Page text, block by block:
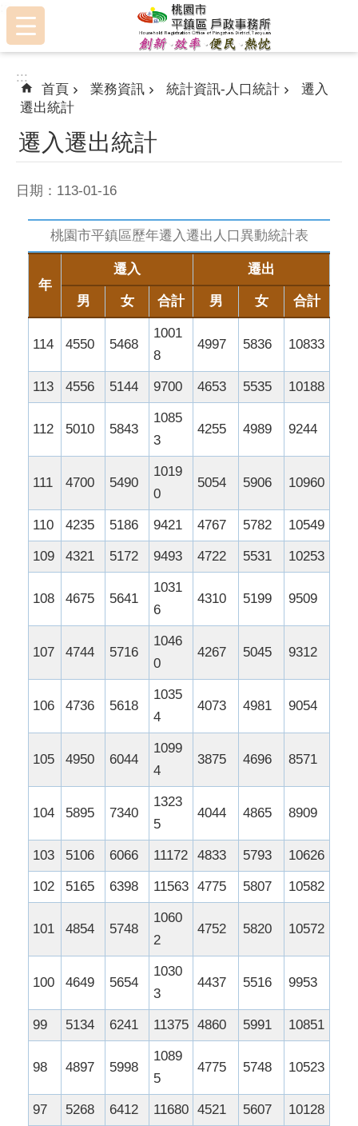
跳到主要內容區塊
:::
:::
首頁 業務資訊 統計資訊-人口統計
遷入
遷出統計
遷入遷出統計
日期：113-01-16
桃園市平鎮區歷年遷入遷出人口異動統計表
年
遷入 遷出
男 女 合計 男 女 合計
114 4550 5468
1001
8
4997 5836 10833
113 4556 5144 9700 4653 5535 10188
112 5010 5843
1085
3
4255 4989 9244
111 4700 5490
1019
0
5054 5906 10960
110 4235 5186 9421 4767 5782 10549
109 4321 5172 9493 4722 5531 10253
108 4675 5641
1031
6
4310 5199 9509
107 4744 5716
1046
0
4267 5045 9312
106 4736 5618
1035
4
4073 4981 9054
105 4950 6044
1099
4
3875 4696 8571
104 5895 7340
1323
5
4044 4865 8909
103 5106 6066 11172 4833 5793 10626
102 5165 6398 11563 4775 5807 10582
101 4854 5748
1060
2
4752 5820 10572
100 4649 5654
1030
3
4437 5516 9953
99 5134 6241 11375 4860 5991 10851
98 4897 5998
1089
5
4775 5748 10523
97 5268 6412 11680 4521 5607 10128